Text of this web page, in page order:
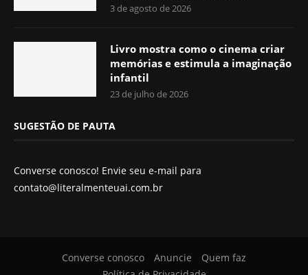
3 de agosto de 2026
Livro mostra como o cinema criar
memórias e estimula a imaginação
infantil
23 de julho de 2026
SUGESTÃO DE PAUTA
Converse conosco! Envie seu e-mail para
contato@literalmenteuai.com.br
Converse conosco Anuncie
Quem faz